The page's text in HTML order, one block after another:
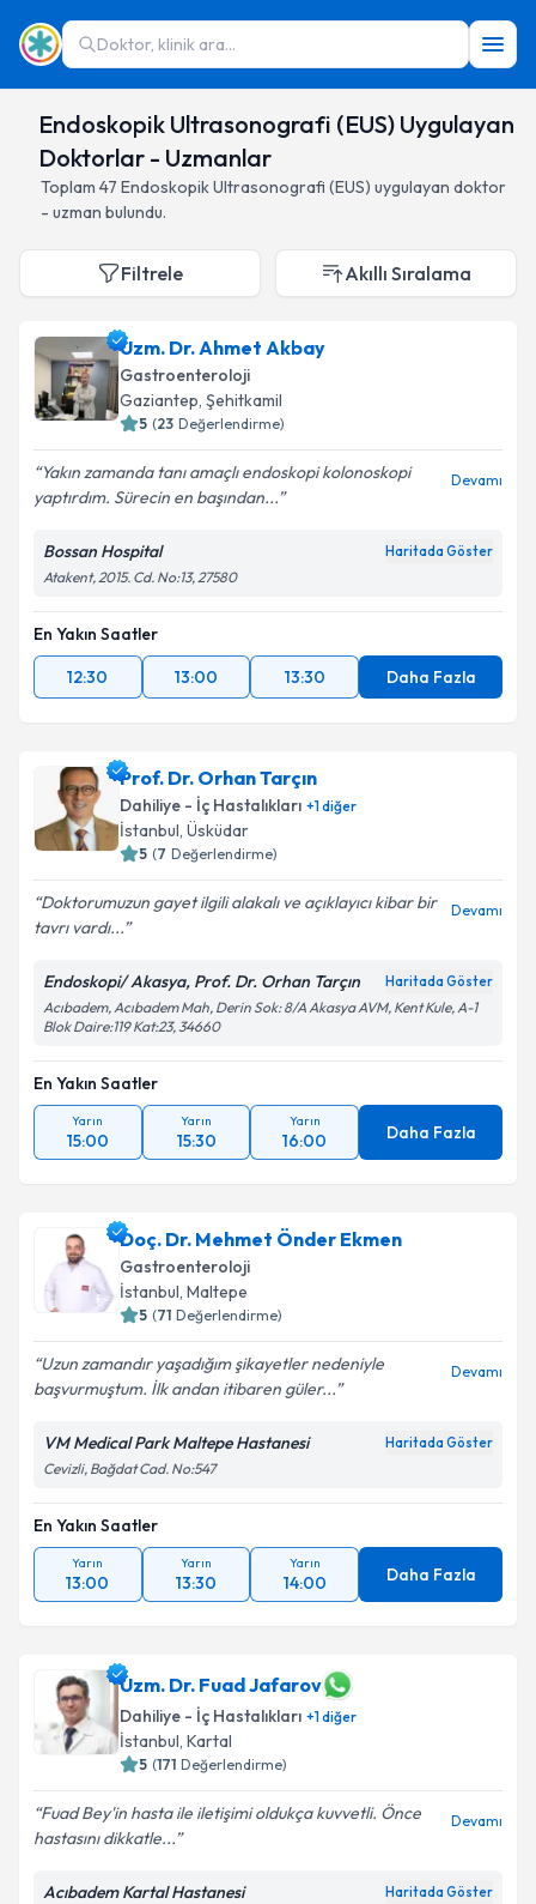
Doktor, klinik ara...
Endoskopik Ultrasonografi (EUS) Uygulayan
Doktorlar - Uzmanlar
Toplam 47 Endoskopik Ultrasonografi (EUS) uygulayan doktor
- uzman bulundu.
Filtrele Akıllı Sıralama
Uzm. Dr. Ahmet Akbay
Gastroenteroloji
Gaziantep, Şehitkamil
5 (23 Değerlendirme)
Yakın zamanda tanı amaçlı endoskopi kolonoskopi
yaptırdım. Sürecin en başından...
Devamı
Bossan Hospital Haritada Göster
Atakent, 2015. Cd. No:13, 27580
En Yakın Saatler
12:30
13:00 13:30 Daha Fazla
Prof. Dr. Orhan Tarçın
Dahiliye - İç Hastalıkları +1diğer
İstanbul, Üsküdar
5 (7 Değerlendirme)
Doktorumuzun gayet ilgili alakalı ve açıklayıcı kibar bir
tavrı vardı...
Devamı
Endoskopi/ Akasya, Prof. Dr. Orhan Tarçın Haritada Göster
Acıbadem, Acıbadem Mah, Derin Sok: 8/A Akasya AVM, Kent Kule, A-1
Blok Daire:119 Kat:23, 34660
En Yakın Saatler
Yarın
15:00
Yarın
15:30
Yarın
16:00 Daha Fazla
Doç. Dr. Mehmet Önder Ekmen
Gastroenteroloji
İstanbul, Maltepe
5 (71 Değerlendirme)
Uzun zamandır yaşadığım şikayetler nedeniyle
başvurmuştum. İlk andan itibaren güler...
Devamı
VM Medical Park Maltepe Hastanesi Haritada Göster
Cevizli, Bağdat Cad. No:547
En Yakın Saatler
Yarın
13:00
Yarın
13:30
Yarın
14:00 Daha Fazla
Uzm. Dr. Fuad Jafarov
Dahiliye - İç Hastalıkları +1diğer
İstanbul, Kartal
5 (171 Değerlendirme)
Fuad Bey'in hasta ile iletişimi oldukça kuvvetli. Önce
hastasını dikkatle...
Devamı
Acıbadem Kartal Hastanesi Haritada Göster